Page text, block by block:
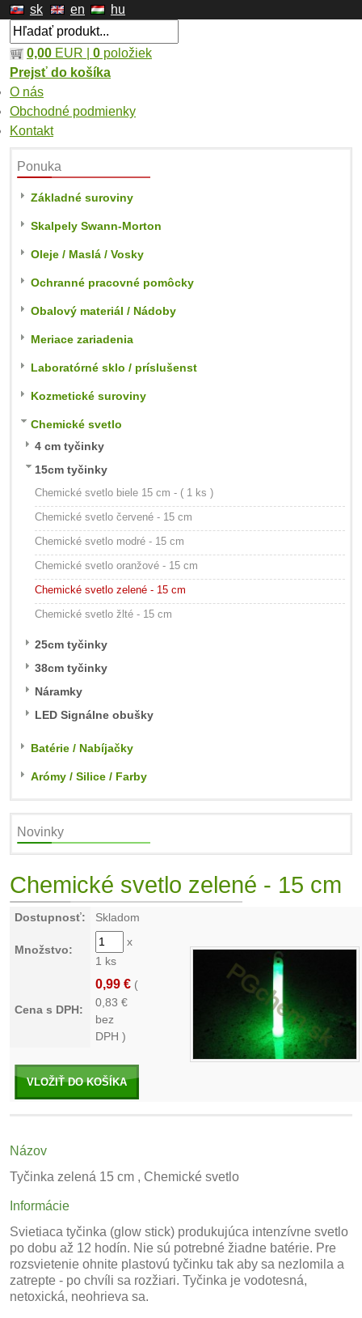
sk en hu
0,00 EUR | 0 položiek
Prejsť do košíka
O nás
Obchodné podmienky
Kontakt
Ponuka
Základné suroviny
Skalpely Swann-Morton
Oleje / Maslá / Vosky
Ochranné pracovné pomôcky
Obalový materiál / Nádoby
Meriace zariadenia
Laboratórné sklo / príslušenst
Kozmetické suroviny
Chemické svetlo
4 cm tyčinky
15cm tyčinky
Chemické svetlo biele 15 cm - ( 1 ks )
Chemické svetlo červené - 15 cm
Chemické svetlo modré - 15 cm
Chemické svetlo oranžové - 15 cm
Chemické svetlo zelené - 15 cm
Chemické svetlo žlté - 15 cm
25cm tyčinky
38cm tyčinky
Náramky
LED Signálne obušky
Batérie / Nabíjačky
Arómy / Silice / Farby
Novinky
Chemické svetlo zelené - 15 cm
Dostupnosť: Skladom
Množstvo:
x
1 ks
Cena s DPH:
0,99 € (
0,83 €
bez
DPH )
VLOŽIŤ DO KOŠÍKA
Názov
Tyčinka zelená 15 cm , Chemické svetlo
Informácie
Svietiaca tyčinka (glow stick) produkujúca intenzívne svetlo
po dobu až 12 hodín. Nie sú potrebné žiadne batérie. Pre
rozsvietenie ohnite plastovú tyčinku tak aby sa nezlomila a
zatrepte - po chvíli sa rozžiari. Tyčinka je vodotesná,
netoxická, neohrieva sa.